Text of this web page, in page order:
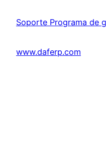
Soporte Programa de
www.daferp.com